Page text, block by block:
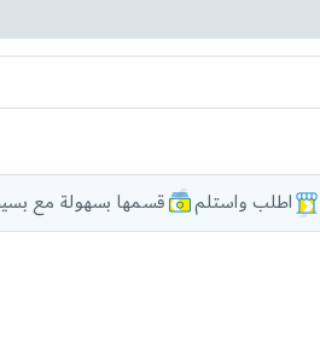
قسمها بسهولة مع اطلب واستلم